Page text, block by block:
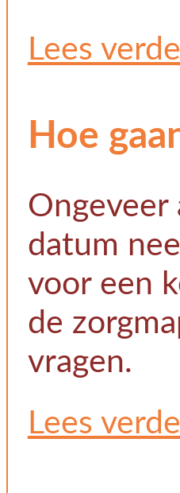
Lees
Hoe
Ongeveer
datum
voor een
de
vragen.
Lees